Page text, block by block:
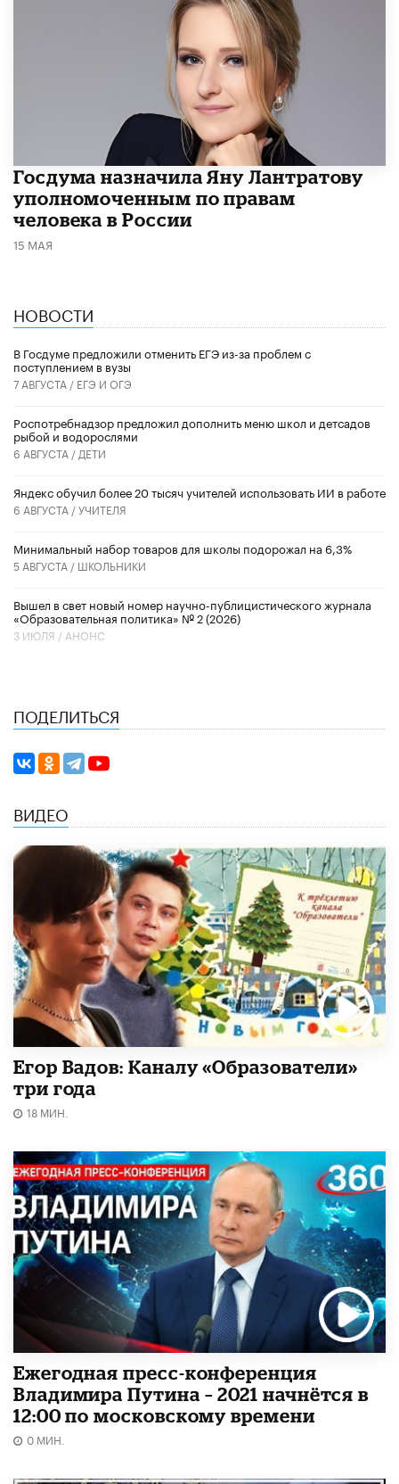
Госдума назначила Яну Лантратову
уполномоченным по правам
человека в России
15 МАЯ
НОВОСТИ
В Госдуме предложили отменить ЕГЭ из-за проблем с
поступлением в вузы
7 АВГУСТА / ЕГЭ И ОГЭ
Роспотребнадзор предложил дополнить меню школ и детсадов
рыбой и водорослями
6 АВГУСТА / ДЕТИ
​Яндекс обучил более 20 тысяч учителей использовать ИИ в работе
6 АВГУСТА /УЧИТЕЛЯ
Минимальный набор товаров для школы подорожал на 6,3%
5 АВГУСТА / ШКОЛЬНИКИ
Вышел в свет новый номер научно-публицистического журнала
«Образовательная политика» № 2 (2026)
3 ИЮЛЯ / АНОНС
ПОДЕЛИТЬСЯ
ВИДЕО
Егор Вадов: Каналу «Образователи»
три года
18 МИН.
Ежегодная пресс-конференция
Владимира Путина – 2021 начнётся в
12:00 по московскому времени
0 МИН.